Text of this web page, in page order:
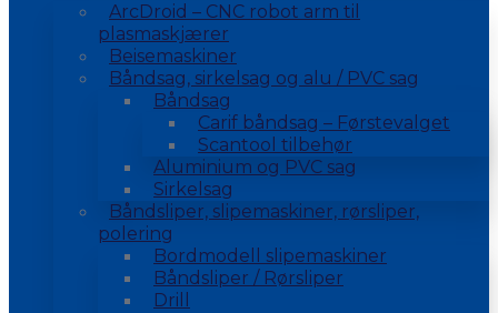
ArcDroid – CNC robot arm til
plasmaskjærer
Beisemaskiner
Båndsag, sirkelsag og alu / PVC sag
Båndsag
Carif båndsag – Førstevalget
Scantool tilbehør
Aluminium og PVC sag
Sirkelsag
Båndsliper, slipemaskiner, rørsliper,
polering
Bordmodell slipemaskiner
Båndsliper / Rørsliper
Drill